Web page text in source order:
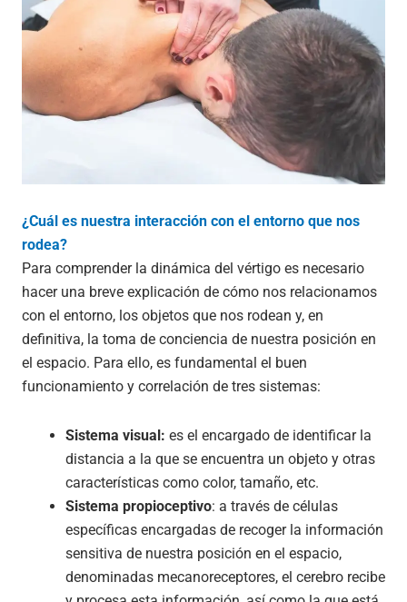
¿Cuál es nuestra interacción con el entorno que nos
rodea?
Para comprender la dinámica del vértigo es necesario
hacer una breve explicación de cómo nos relacionamos
con el entorno, los objetos que nos rodean y, en
definitiva, la toma de conciencia de nuestra posición en
el espacio. Para ello, es fundamental el buen
funcionamiento y correlación de tres sistemas:
Sistema visual: es el encargado de identificar la
distancia a la que se encuentra un objeto y otras
características como color, tamaño, etc.
Sistema propioceptivo: a través de células
específicas encargadas de recoger la información
sensitiva de nuestra posición en el espacio,
denominadas mecanoreceptores, el cerebro recibe